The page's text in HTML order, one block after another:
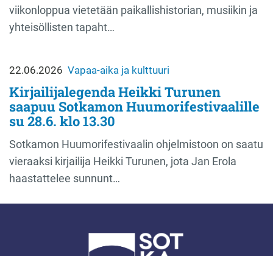
viikonloppua vietetään paikallishistorian, musiikin ja
yhteisöllisten tapaht…
22.06.2026 Vapaa-aika ja kulttuuri
Kirjailijalegenda Heikki Turunen
saapuu Sotkamon Huumorifestivaalille
su 28.6. klo 13.30
Sotkamon Huumorifestivaalin ohjelmistoon on saatu
vieraaksi kirjailija Heikki Turunen, jota Jan Erola
haastattelee sunnunt…